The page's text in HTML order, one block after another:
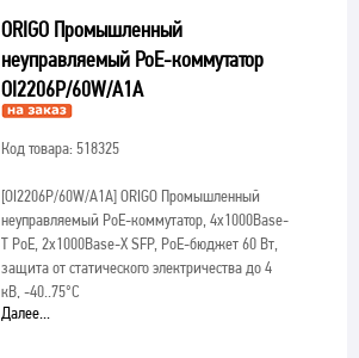
ORIGO Промышленный
неуправляемый PoE-коммутатор
OI2206P/60W/A1A
Код товара: 518325
[OI2206P/60W/A1A]ORIGO Промышленный
неуправляемый PoE-коммутатор, 4x1000Base-
T PoE, 2x1000Base-X SFP, PoE-бюджет 60 Вт,
защита от статического электричества до 4
кВ, -40..75°C
Далее...